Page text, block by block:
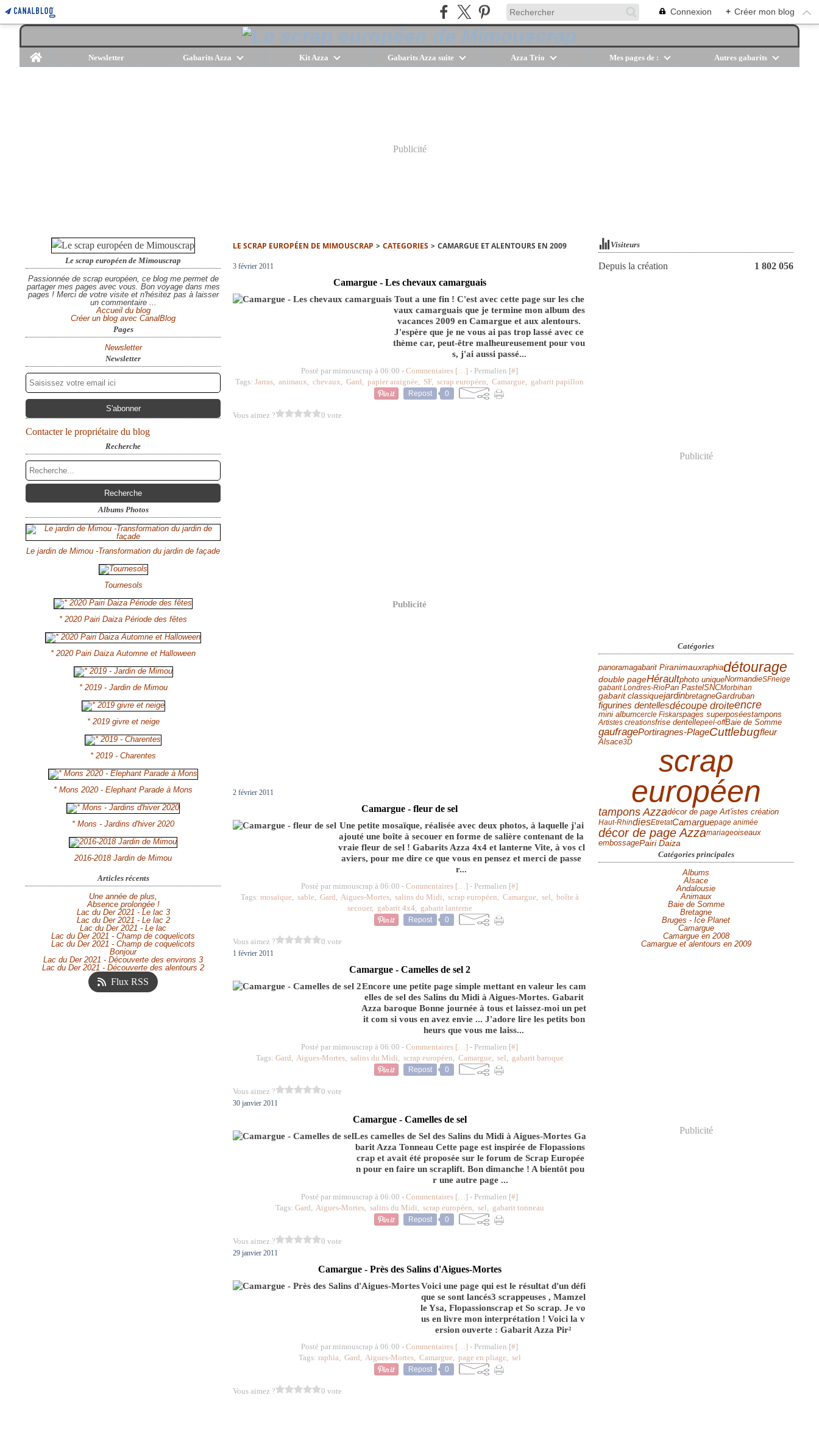
Connexion + Créer mon blog
Home
Newsletter Gabarits Azza Kit Azza Gabarits Azza suite Azza Trio Mes pages de : Autres gabarits
Publicité
Le scrap européen de Mimouscrap
Passionnée de scrap européen, ce blog me permet de
partager mes pages avec vous. Bon voyage dans mes
pages ! Merci de votre visite et n'hésitez pas à laisser
un commentaire ...
Accueil du blog
Créer un blog avec CanalBlog
Pages
Newsletter
Newsletter
Contacter le propriétaire du blog
Recherche
Albums Photos
Le jardin de Mimou -Transformation du jardin de façade
Tournesols
* 2020 Pairi Daiza Période des fêtes
* 2020 Pairi Daiza Automne et Halloween
* 2019 - Jardin de Mimou
* 2019 givre et neige
* 2019 - Charentes
* Mons 2020 - Elephant Parade à Mons
* Mons - Jardins d'hiver 2020
2016-2018 Jardin de Mimou
Articles récents
Une année de plus,
Absence prolongée !
Lac du Der 2021 - Le lac 3
Lac du Der 2021 - Le lac 2
Lac du Der 2021 - Le lac
Lac du Der 2021 - Champ de coquelicots
Lac du Der 2021 - Champ de coquelicots
Bonjour
Lac du Der 2021 - Découverte des environs 3
Lac du Der 2021 - Découverte des alentours 2
Flux RSS
LE SCRAP EUROPÉEN DE MIMOUSCRAP > CATEGORIES > CAMARGUE ET ALENTOURS EN 2009
3 février 2011
Camargue - Les chevaux camarguais
Tout a une fin ! C'est avec cette page sur les che
vaux camarguais que je termine mon album des
vacances 2009 en Camargue et aux alentours.
J'espère que je ne vous ai pas trop lassé avec ce
thème car, peut-être malheureusement pour vou
s, j'ai aussi passé...
Posté par mimouscrap à 06:00 - Commentaires […] - Permalien [#]
Tags: Jarras, animaux, chevaux, Gard, papier araignée, SF, scrap européen, Camargue, gabarit papillon
Repost 0
Vous aimez ? 0 vote
Publicité
2 février 2011
Camargue - fleur de sel
Une petite mosaïque, réalisée avec deux photos, à laquelle j'ai
ajouté une boîte à secouer en forme de salière contenant de la
vraie fleur de sel ! Gabarits Azza 4x4 et lanterne Vite, à vos cl
aviers, pour me dire ce que vous en pensez et merci de passe
r...
Posté par mimouscrap à 06:00 - Commentaires […] - Permalien [#]
Tags: mosaïque, sable, Gard, Aigues-Mortes, salins du Midi, scrap européen, Camargue, sel, boîte à
secouer, gabarit 4x4, gabarit lanterne
Repost 0
Vous aimez ? 0 vote
1 février 2011
Camargue - Camelles de sel 2
Encore une petite page simple mettant en valeur les cam
elles de sel des Salins du Midi à Aigues-Mortes. Gabarit
Azza baroque Bonne journée à tous et laissez-moi un pet
it com si vous en avez envie ... J'adore lire les petits bon
heurs que vous me laiss...
Posté par mimouscrap à 06:00 - Commentaires […] - Permalien [#]
Tags: Gard, Aigues-Mortes, salins du Midi, scrap européen, Camargue, sel, gabarit baroque
Repost 0
Vous aimez ? 0 vote
30 janvier 2011
Camargue - Camelles de sel
Les camelles de Sel des Salins du Midi à Aigues-Mortes Ga
barit Azza Tonneau Cette page est inspirée de Flopassions
crap et avait été proposée sur le forum de Scrap Europée
n pour en faire un scraplift. Bon dimanche ! A bientôt pou
r une autre page ...
Posté par mimouscrap à 06:00 - Commentaires […] - Permalien [#]
Tags: Gard, Aigues-Mortes, salins du Midi, scrap européen, sel, gabarit tonneau
Repost 0
Vous aimez ? 0 vote
29 janvier 2011
Camargue - Près des Salins d'Aigues-Mortes
Voici une page qui est le résultat d'un défi
que se sont lancés3 scrappeuses , Mamzel
le Ysa, Flopassionscrap et So scrap. Je vo
us en livre mon interprétation ! Voici la v
ersion ouverte : Gabarit Azza Pir²
Posté par mimouscrap à 06:00 - Commentaires […] - Permalien [#]
Tags: raphia, Gard, Aigues-Mortes, Camargue, page en pliage, sel
Repost 0
Vous aimez ? 0 vote
Visiteurs
Depuis la création 1 802 056
Publicité
Catégories
panoramagabarit Piranimauxraphiadétourage
double pageHéraultphoto uniqueNormandieSFneige
gabarit Londres-RioPan PastelSNCMorbihan
gabarit classiquejardinbretagneGardruban
figurines dentellesdécoupe droiteencre
mini albumcercle Fiskarspages superposéestampons
Artistes creationsfrise dentellepeel-offBaie de Somme
gaufragePortiragnes-PlageCuttlebugfleur
Alsace3D
scrap
européen
tampons Azzadécor de page Art'istes création
Haut-RhindiesEtretatCamarguepage animée
décor de page Azzamariageoiseaux
embossagePairi Daiza
Catégories principales
Albums
Alsace
Andalousie
Animaux
Baie de Somme
Bretagne
Bruges - Ice Planet
Camargue
Camargue en 2008
Camargue et alentours en 2009
Publicité